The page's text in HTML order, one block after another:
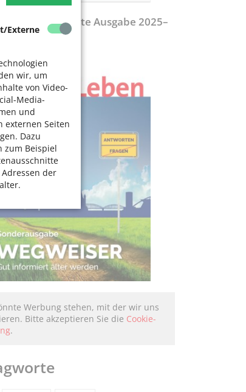
Externe
wir, um
von Video-
Media-
und
externen Seiten
Dazu
zum Beispiel
der
- Aktualisierte Ausgabe 2025–
Werbung stehen, mit der wir uns
Bitte akzeptieren Sie die Cookie-
.